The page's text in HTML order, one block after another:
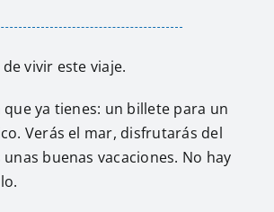
vivir este viaje.
que ya tienes: un billete para un
Verás el mar, disfrutarás del
buenas vacaciones. No hay